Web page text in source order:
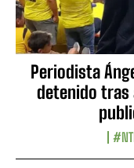
Periodista
detenido tras